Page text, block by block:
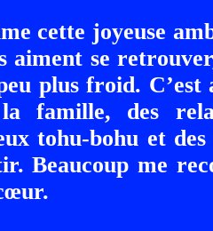
cette joyeuse
aiment se
plus froid. C’est
famille, des
tohu-bohu et des
Beaucoup me